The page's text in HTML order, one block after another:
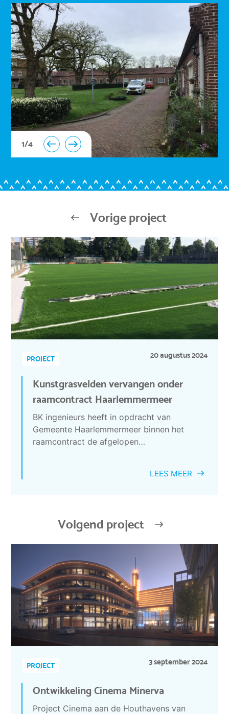
1/4
Vorige project
PROJECT 20 augustus 2024
Kunstgrasvelden vervangen onder
raamcontract Haarlemmermeer
BK ingenieurs heeft in opdracht van
Gemeente Haarlemmermeer binnen het
raamcontract de afgelopen…
LEES MEER
Volgend project
PROJECT 3 september 2024
Ontwikkeling Cinema Minerva
Project Cinema aan de Houthavens van